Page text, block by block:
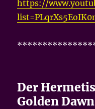
https://
Der
Golden